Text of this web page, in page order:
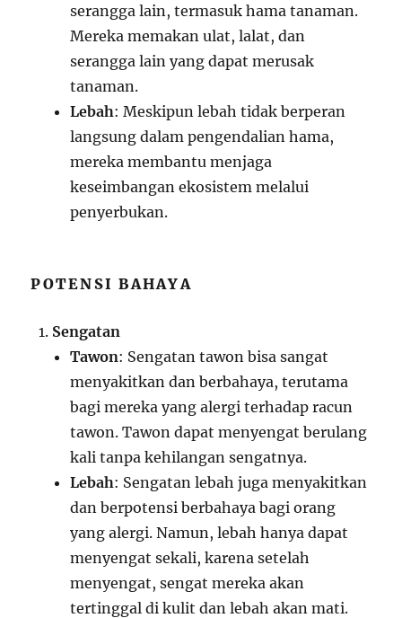
serangga lain, termasuk hama tanaman.
Mereka memakan ulat, lalat, dan
serangga lain yang dapat merusak
tanaman.
Lebah: Meskipun lebah tidak berperan
langsung dalam pengendalian hama,
mereka membantu menjaga
keseimbangan ekosistem melalui
penyerbukan.
POTENSI BAHAYA
Sengatan
Tawon: Sengatan tawon bisa sangat
menyakitkan dan berbahaya, terutama
bagi mereka yang alergi terhadap racun
tawon. Tawon dapat menyengat berulang
kali tanpa kehilangan sengatnya.
Lebah: Sengatan lebah juga menyakitkan
dan berpotensi berbahaya bagi orang
yang alergi. Namun, lebah hanya dapat
menyengat sekali, karena setelah
menyengat, sengat mereka akan
tertinggal di kulit dan lebah akan mati.